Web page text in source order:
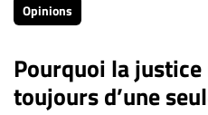
Opinions
Pourquoi la
toujours d’une